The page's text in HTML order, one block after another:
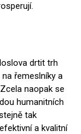
drtit trh
řemeslníky a
naopak se
humanitních
tak
a kvalitní